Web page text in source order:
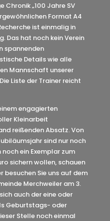
Chronik „100 Jahre SV
Format A4
ist einmalig in
Das hat noch kein Verein
spannenden
Details wie alle
Mannschaft unserer
Liste der Trainer reicht
engagierten
Kleinarbeit
reißenden Absatz. Von
sind nur noch
noch ein Exemplar zum
sichern wollen, schauen
besuchen Sie uns auf dem
Merchweiler am 3.
auch der eine oder
Geburtstags- oder
Stelle noch einmal